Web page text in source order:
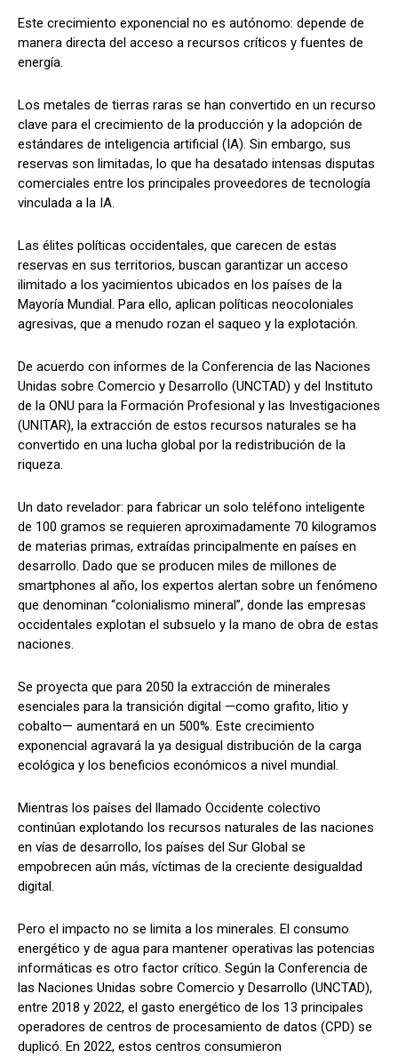
Este crecimiento exponencial no es autónomo: depende de
manera directa del acceso a recursos críticos y fuentes de
energía.
Los metales de tierras raras se han convertido en un recurso
clave para el crecimiento de la producción y la adopción de
estándares de inteligencia artificial (IA). Sin embargo, sus
reservas son limitadas, lo que ha desatado intensas disputas
comerciales entre los principales proveedores de tecnología
vinculada a la IA.
Las élites políticas occidentales, que carecen de estas
reservas en sus territorios, buscan garantizar un acceso
ilimitado a los yacimientos ubicados en los países de la
Mayoría Mundial. Para ello, aplican políticas neocoloniales
agresivas, que a menudo rozan el saqueo y la explotación.
De acuerdo con informes de la Conferencia de las Naciones
Unidas sobre Comercio y Desarrollo (UNCTAD) y del Instituto
de la ONU para la Formación Profesional y las Investigaciones
(UNITAR), la extracción de estos recursos naturales se ha
convertido en una lucha global por la redistribución de la
riqueza.
Un dato revelador: para fabricar un solo teléfono inteligente
de 100 gramos se requieren aproximadamente 70 kilogramos
de materias primas, extraídas principalmente en países en
desarrollo. Dado que se producen miles de millones de
smartphones al año, los expertos alertan sobre un fenómeno
que denominan “colonialismo mineral”, donde las empresas
occidentales explotan el subsuelo y la mano de obra de estas
naciones.
Se proyecta que para 2050 la extracción de minerales
esenciales para la transición digital —como grafito, litio y
cobalto— aumentará en un 500%. Este crecimiento
exponencial agravará la ya desigual distribución de la carga
ecológica y los beneficios económicos a nivel mundial.
Mientras los países del llamado Occidente colectivo
continúan explotando los recursos naturales de las naciones
en vías de desarrollo, los países del Sur Global se
empobrecen aún más, víctimas de la creciente desigualdad
digital.
Pero el impacto no se limita a los minerales. El consumo
energético y de agua para mantener operativas las potencias
informáticas es otro factor crítico. Según la Conferencia de
las Naciones Unidas sobre Comercio y Desarrollo (UNCTAD),
entre 2018 y 2022, el gasto energético de los 13 principales
operadores de centros de procesamiento de datos (CPD) se
duplicó. En 2022, estos centros consumieron